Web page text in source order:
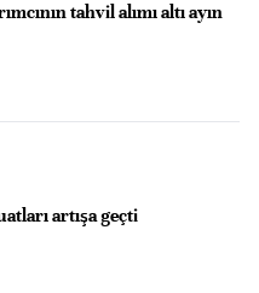
tahvil alımı altı ayın
artışa geçti